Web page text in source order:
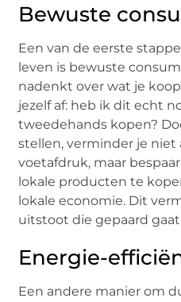
Bewuste
Een van de eerste
leven is bewuste
nadenkt over wat je
jezelf af: heb ik dit echt
tweedehands kopen?
stellen, verminder je niet
voetafdruk, maar
lokale producten te
lokale economie. Dit
uitstoot die gepaard
Energie-
Een andere manier om